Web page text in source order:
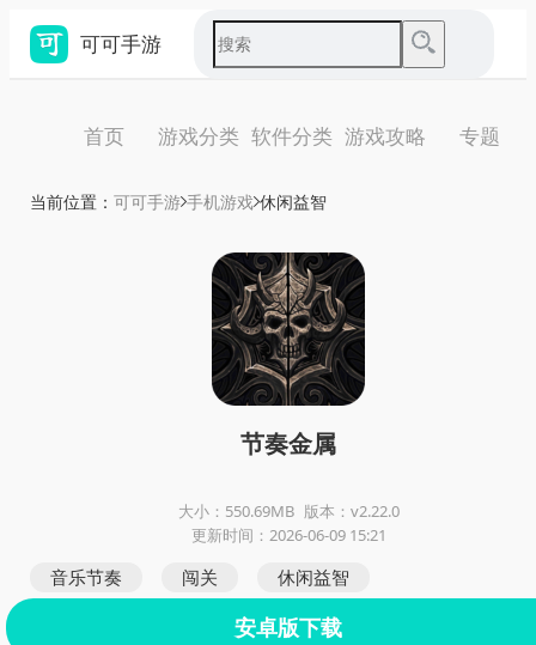
可可手游
首页 游戏分类 软件分类 游戏攻略 专题
当前位置： 可可手游 手机游戏 休闲益智
节奏金属
大小：550.69MB 版本：v2.22.0
更新时间：2026-06-09 15:21
音乐节奏 闯关 休闲益智
安卓版下载